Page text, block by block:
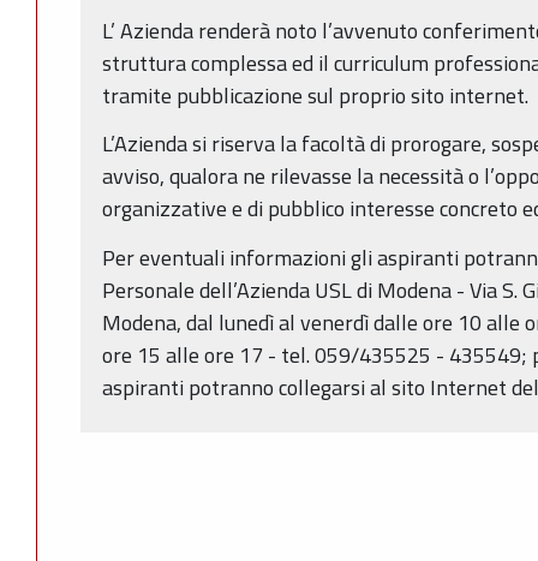
L’ Azienda renderà noto l’avvenuto
struttura complessa ed il curriculum
tramite pubblicazione sul proprio sito internet.
L’Azienda si riserva la facoltà di prorogare,
avviso, qualora ne rilevasse la necessità o
organizzative e di pubblico interesse concreto
Per eventuali informazioni gli aspiranti
Personale dell’Azienda USL di Modena - Via S.
Modena, dal lunedì al venerdì dalle ore 10 alle
ore 15 alle ore 17 - tel. 059/435525 - 435549;
aspiranti potranno collegarsi al sito Internet